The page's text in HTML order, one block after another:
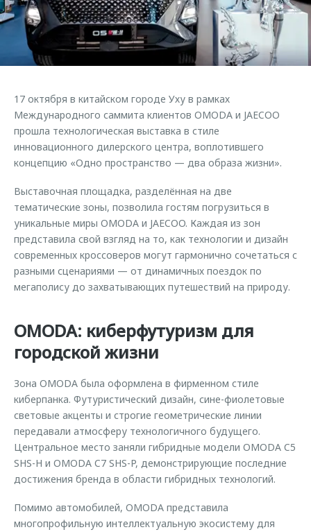
Страхование
Кредитный калькулятор
Аксессуары
Оригинальные аксессуары
Запчасти
Трейд-ин
Клиентская поддержка
O&J Автоклуб
Клуб владельцев OMODA
Аксессуары
Одежда и сувениры
Оригинальные аксессуары
Обратная связь
17 октября в китайском городе Уху в рамках
Международного саммита клиентов OMODA и JAECOO
прошла технологическая выставка в стиле
инновационного дилерского центра, воплотившего
концепцию «Одно пространство — два образа жизни».
Выставочная площадка, разделённая на две
тематические зоны, позволила гостям погрузиться в
уникальные миры OMODA и JAECOO. Каждая из зон
представила свой взгляд на то, как технологии и дизайн
современных кроссоверов могут гармонично сочетаться с
разными сценариями — от динамичных поездок по
мегаполису до захватывающих путешествий на природу.
OMODA: киберфутуризм для
городской жизни
Зона OMODA была оформлена в фирменном стиле
киберпанка. Футуристический дизайн, сине-фиолетовые
световые акценты и строгие геометрические линии
передавали атмосферу технологичного будущего.
Центральное место заняли гибридные модели OMODA C5
SHS-H и OMODA C7 SHS-P, демонстрирующие последние
достижения бренда в области гибридных технологий.
Помимо автомобилей, OMODA представила
многопрофильную интеллектуальную экосистему для